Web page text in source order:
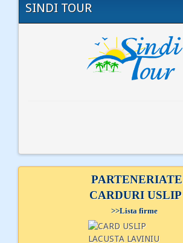
SINDI TOUR
PARTENERIATE
CARDURI USLIP
>>Lista firme